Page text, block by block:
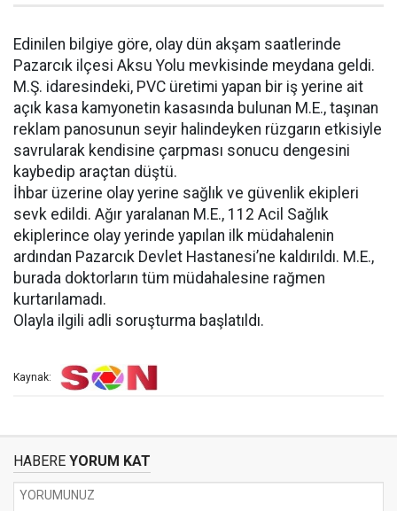
Edinilen bilgiye göre, olay dün akşam saatlerinde
Pazarcık ilçesi Aksu Yolu mevkisinde meydana geldi.
M.Ş. idaresindeki, PVC üretimi yapan bir iş yerine ait
açık kasa kamyonetin kasasında bulunan M.E., taşınan
reklam panosunun seyir halindeyken rüzgarın etkisiyle
savrularak kendisine çarpması sonucu dengesini
kaybedip araçtan düştü.
İhbar üzerine olay yerine sağlık ve güvenlik ekipleri
sevk edildi. Ağır yaralanan M.E., 112 Acil Sağlık
ekiplerince olay yerinde yapılan ilk müdahalenin
ardından Pazarcık Devlet Hastanesi’ne kaldırıldı. M.E.,
burada doktorların tüm müdahalesine rağmen
kurtarılamadı.
Olayla ilgili adli soruşturma başlatıldı.
Kaynak:
HABERE YORUM KAT